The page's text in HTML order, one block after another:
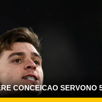
CONCEICAO SERVONO